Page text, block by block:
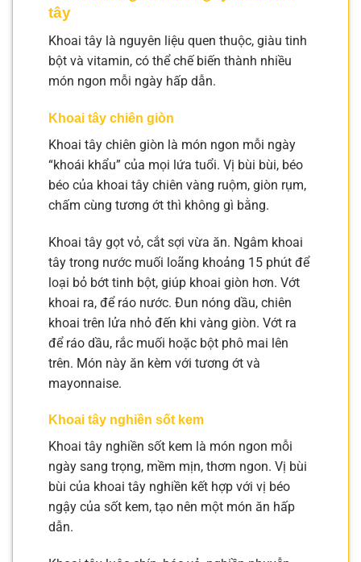
tây
Khoai tây là nguyên liệu quen thuộc, giàu tinh
bột và vitamin, có thể chế biến thành nhiều
món ngon mỗi ngày hấp dẫn.
Khoai tây chiên giòn
Khoai tây chiên giòn là món ngon mỗi ngày
“khoái khẩu” của mọi lứa tuổi. Vị bùi bùi, béo
béo của khoai tây chiên vàng ruộm, giòn rụm,
chấm cùng tương ớt thì không gì bằng.
Khoai tây gọt vỏ, cắt sợi vừa ăn. Ngâm khoai
tây trong nước muối loãng khoảng 15 phút để
loại bỏ bớt tinh bột, giúp khoai giòn hơn. Vớt
khoai ra, để ráo nước. Đun nóng dầu, chiên
khoai trên lửa nhỏ đến khi vàng giòn. Vớt ra
để ráo dầu, rắc muối hoặc bột phô mai lên
trên. Món này ăn kèm với tương ớt và
mayonnaise.
Khoai tây nghiền sốt kem
Khoai tây nghiền sốt kem là món ngon mỗi
ngày sang trọng, mềm mịn, thơm ngon. Vị bùi
bùi của khoai tây nghiền kết hợp với vị béo
ngậy của sốt kem, tạo nên một món ăn hấp
dẫn.